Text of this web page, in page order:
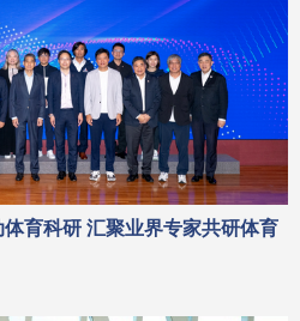
育科研 汇聚业界专家共研体育